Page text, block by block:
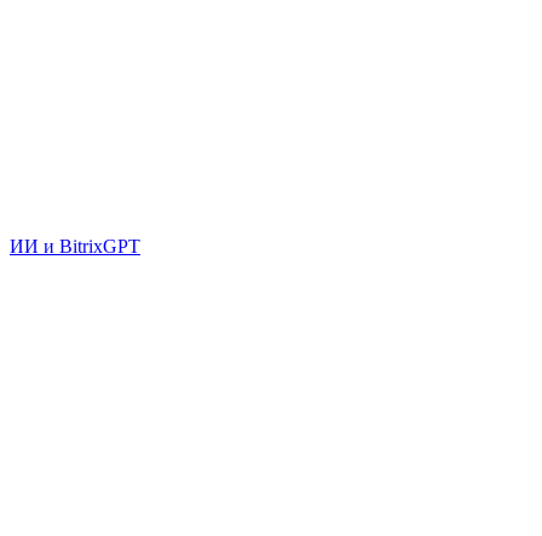
ИИ и BitrixGPT